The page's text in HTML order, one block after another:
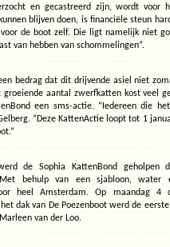
en gecastreerd zijn, wordt voor
blijven doen, is financiële steun
de boot zelf. Die ligt namelijk niet
van hebben van schommelingen”.
bedrag dat dit drijvende asiel niet
aantal zwerfkatten kost veel
een sms-actie. “Iedereen die
“Deze KattenActie loopt tot 1
de Sophia KattenBond geholpen
Met behulp van een sjabloon, water
heel Amsterdam. Op maandag 4
dak van De Poezenboot werd de
van der Loo.